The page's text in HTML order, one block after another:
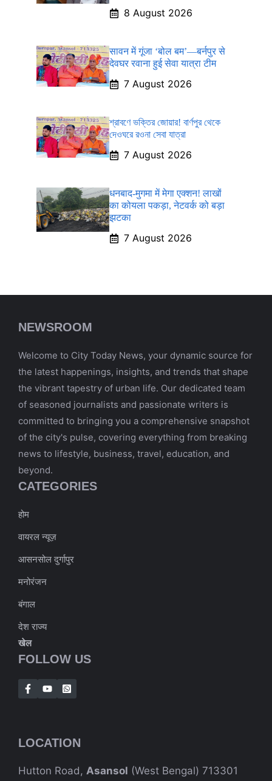
8 August 2026
सावन में गूंजा ‘बोल बम’—बर्नपुर से
देवघर रवाना हुई सेवा यात्रा टीम
7 August 2026
শ্রাবণে ভক্তির জোয়ার! বার্ণপুর থেকে
দেওঘরে রওনা সেবা যাত্রা
7 August 2026
धनबाद-मुगमा में मेगा एक्शन! लाखों
का कोयला पकड़ा, नेटवर्क को बड़ा
झटका
7 August 2026
NEWSROOM
Welcome to City Today News, your dynamic source for
the latest happenings, insights, and trends that shape
the vibrant tapestry of urban life. Our dedicated team
of seasoned journalists and passionate writers is
committed to bringing you a comprehensive snapshot
of the city's pulse, covering everything from breaking
news to lifestyle, business, travel, education, and
beyond.
CATEGORIES
होम
वायरल न्यूज़
आसनसोल दुर्गापुर
मनोरंजन
बंगाल
देश राज्य
खेल
FOLLOW US
LOCATION
Hutton Road, Asansol (West Bengal) 713301